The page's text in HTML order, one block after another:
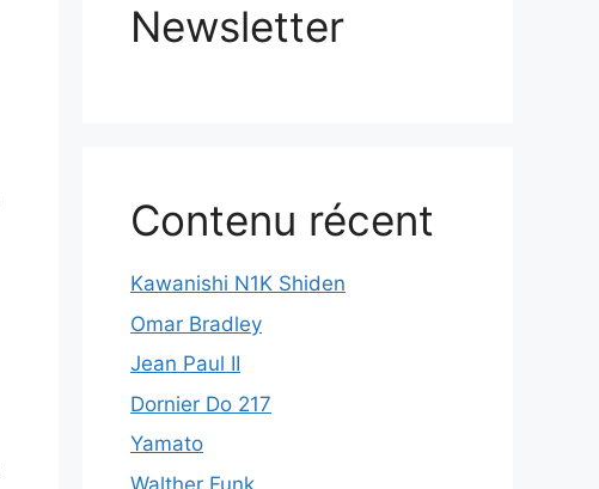
Newsletter
Contenu récent
Kawanishi N1K Shiden
Omar Bradley
Jean Paul II
Dornier Do 217
Yamato
Walther Funk